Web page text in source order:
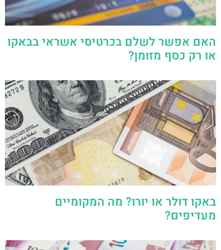
האם אפשר לשלם בכרטיסי אשראי בבאקו
או רק כסף מזומן?
באקו דולר או יורו? מה המקומיים
מעדיפים?